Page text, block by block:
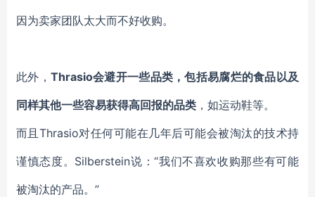
因为卖家团队太大而不好收购。
此外， Thrasio会避开一些品类，包括易腐烂的食品以及
同样其他一些容易获得高回报的品类 ，如运动鞋等。
而且Thrasio对任何可能在几年后可能会被淘汰的技术持
谨慎态度。Silberstein说：“我们不喜欢收购那些有可能
被淘汰的产品。”